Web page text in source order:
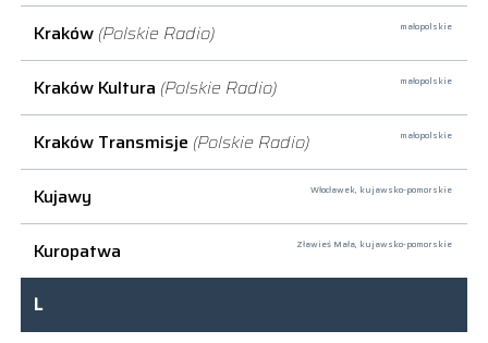
Kraków (Polskie Radio) małopolskie
Kraków Kultura (Polskie Radio) małopolskie
Kraków Transmisje (Polskie Radio) małopolskie
Kujawy Włocławek, kujawsko-pomorskie
Kuropatwa Zławieś Mała, kujawsko-pomorskie
L